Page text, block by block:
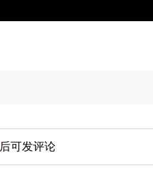
后可发评论